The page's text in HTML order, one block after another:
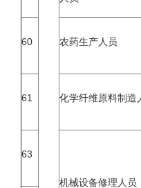
60 农药生产人员
61 化学纤维原料制造
63
机械设备修理人员